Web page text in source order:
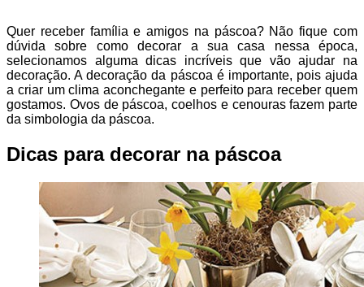
Quer receber família e amigos na páscoa? Não fique com
dúvida sobre como decorar a sua casa nessa época,
selecionamos alguma dicas incríveis que vão ajudar na
decoração. A decoração da páscoa é importante, pois ajuda
a criar um clima aconchegante e perfeito para receber quem
gostamos. Ovos de páscoa, coelhos e cenouras fazem parte
da simbologia da páscoa.
Dicas para decorar na páscoa